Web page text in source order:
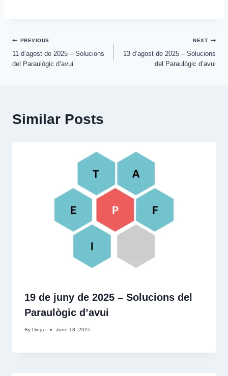
Post
navigation
PREVIOUS
11 d’agost de 2025 – Solucions
del Paraulògic d’avui
NEXT
13 d’agost de 2025 – Solucions
del Paraulògic d’avui
Similar Posts
19 de juny de 2025 – Solucions del
Paraulògic d’avui
By Diego June 18, 2025